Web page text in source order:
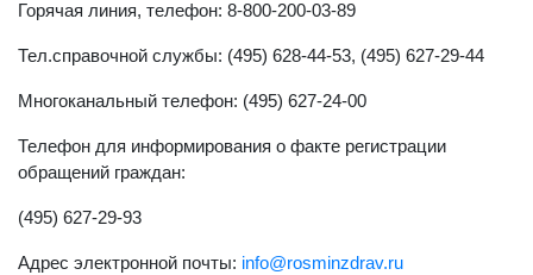
Горячая линия, телефон: 8-800-200-03-89
Тел.справочной службы: (495) 628-44-53, (495) 627-29-44
Многоканальный телефон: (495) 627-24-00
Телефон для информирования о факте регистрации
обращений граждан:
(495) 627-29-93
Адрес электронной почты: info@rosminzdrav.ru